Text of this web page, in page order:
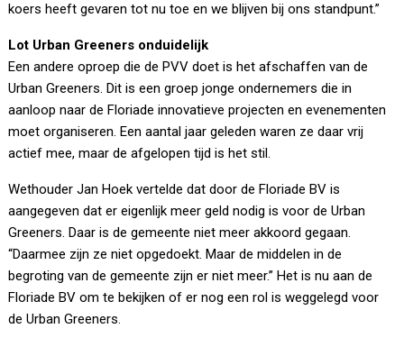
koers heeft gevaren tot nu toe en we blijven bij ons standpunt.”
Lot Urban Greeners onduidelijk
Een andere oproep die de PVV doet is het afschaffen van de
Urban Greeners. Dit is een groep jonge ondernemers die in
aanloop naar de Floriade innovatieve projecten en evenementen
moet organiseren. Een aantal jaar geleden waren ze daar vrij
actief mee, maar de afgelopen tijd is het stil.
Wethouder Jan Hoek vertelde dat door de Floriade BV is
aangegeven dat er eigenlijk meer geld nodig is voor de Urban
Greeners. Daar is de gemeente niet meer akkoord gegaan.
“Daarmee zijn ze niet opgedoekt. Maar de middelen in de
begroting van de gemeente zijn er niet meer.” Het is nu aan de
Floriade BV om te bekijken of er nog een rol is weggelegd voor
de Urban Greeners.